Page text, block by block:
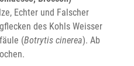
Echter und Falscher
des Kohls Weisser
(Botrytis cinerea). Ab